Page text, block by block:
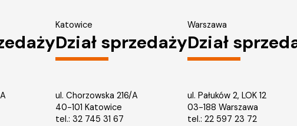
Katowice
Dział sprzedaży
ul. Chorzowska 216/A
40-101 Katowice
tel.: 32 745 31 67
Warszawa
Dział
ul. Pałuków 2, LOK 12
03-188 Warszawa
tel.: 22 597 23 72